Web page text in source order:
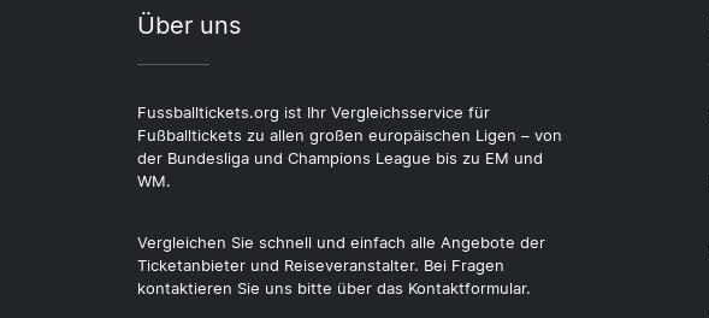
Über uns
Fussballtickets.org ist Ihr Vergleichsservice für
Fußballtickets zu allen großen europäischen Ligen – von
der Bundesliga und Champions League bis zu EM und
WM.
Vergleichen Sie schnell und einfach alle Angebote der
Ticketanbieter und Reiseveranstalter. Bei Fragen
kontaktieren Sie uns bitte über das Kontaktformular.